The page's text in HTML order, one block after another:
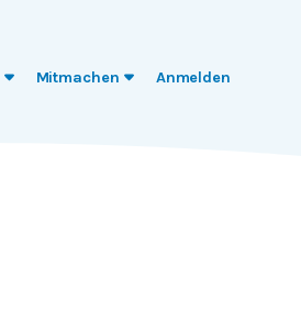
Mitmachen Anmelden